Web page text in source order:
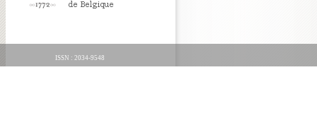
ISSN : 2034-9548